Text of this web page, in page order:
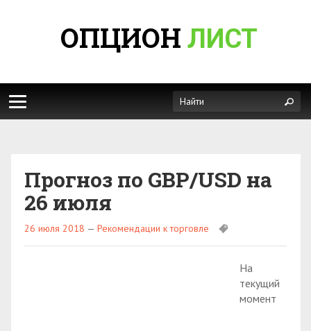
ОПЦИОН ЛИСТ
Прогноз по GBP/USD на
26 июля
26 июля 2018 — Рекомендации к торговле
На
текущий
момент